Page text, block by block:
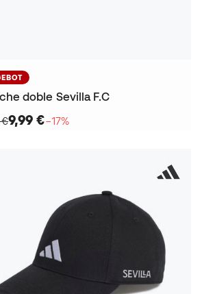
doble Sevilla F.C
€9,99 €−17%